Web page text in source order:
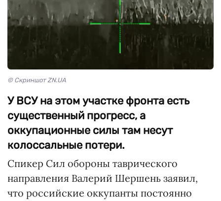
© Скриншот ZN.UA
У ВСУ на этом участке фронта есть
существенный прогресс, а
оккупационные силы там несут
колоссальные потери.
Спикер Сил обороны таврического
направления Валерий Шершень заявил,
что российские оккупанты постоянно